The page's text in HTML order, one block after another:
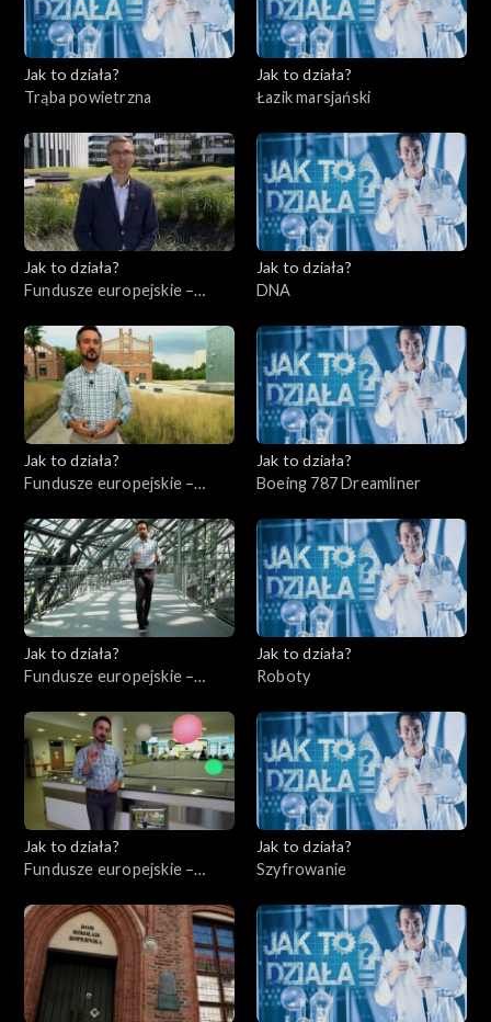
Jak to działa?
Trąba powietrzna
Jak to działa?
Łazik marsjański
Jak to działa?
Fundusze europejskie –
Jak to działa?
DNA
Jak to działa?
Fundusze europejskie –
Jak to działa?
Boeing 787 Dreamliner
Jak to działa?
Fundusze europejskie –
Jak to działa?
Roboty
Jak to działa?
Fundusze europejskie –
Jak to działa?
Szyfrowanie